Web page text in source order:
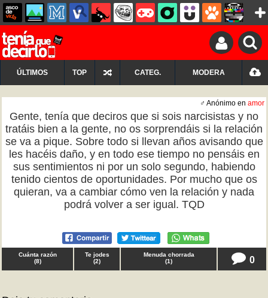
ÚLTIMOS TOP CATEG. MODERA
♂ Anónimo en amor
Gente, tenía que deciros que si sois narcisistas y no
tratáis bien a la gente, no os sorprendáis si la relación
se va a pique. Sobre todo si llevan años avisando que
les hacéis daño, y en todo ese tiempo no pensáis en
sus sentimientos ni por un solo segundo, habiendo
tenido cientos de oportunidades. Por mucho que os
quieran, va a cambiar cómo ven la relación y nada
podrá volver a ser igual. TQD
Cuánta razón
(8)
Te jodes
(2)
Menuda chorrada
(1) 0